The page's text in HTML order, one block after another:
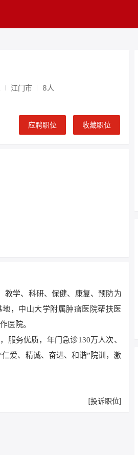
江门市 8人
应聘职位
收藏职位
教学、科研、保健、康复、预防为
，中山大学附属肿瘤医院帮扶医
医院。
服务优质，年门急诊130万人次、
爱、精诚、奋进、和谐”院训，激
[投诉职位]